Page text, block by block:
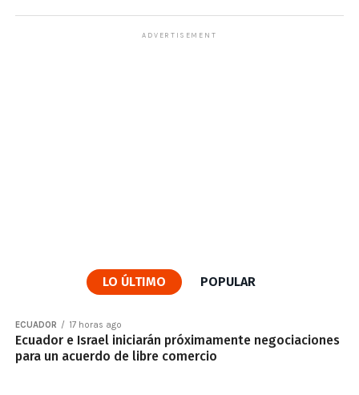
ADVERTISEMENT
LO ÚLTIMO POPULAR
ECUADOR 17 horas ago
Ecuador e Israel iniciarán próximamente negociaciones
para un acuerdo de libre comercio